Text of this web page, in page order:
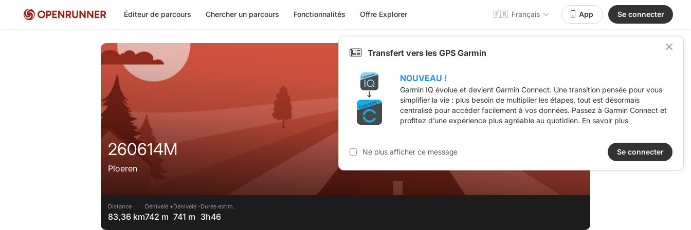
Éditeur de parcours Chercher un parcours Fonctionnalités Offre Explorer 🇫🇷 Français App Se connecter
260614M
Ploeren
Distance
83,36 km
Dénivelé +
742 m
Dénivelé -
741 m
Durée estim.
3h46
Transfert vers les GPS Garmin
NOUVEAU !
Garmin IQ évolue et devient Garmin Connect. Une transition pensée pour vous
simplifier la vie : plus besoin de multiplier les étapes, tout est désormais
centralisé pour accéder facilement à vos données. Passez à Garmin Connect et
profitez d’une expérience plus agréable au quotidien. En savoir plus
Ne plus afficher ce message Se connecter